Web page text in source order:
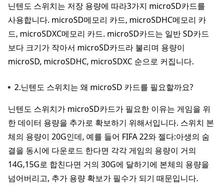
닌텐도 스위치는 저장 용량에 따라3가지 microSD카드를
사용합니다. microSD메모리 카드, microSDHC메모리 카
드, microSDXC메모리 카드. microSD카드는 일반 SD카드
보다 크기가 작아서 microSD카드라 불리며 용량이
microSD, microSDHC, microSDXC 순으로 커집니다.
2.닌텐도 스위치는 왜 microSD 카드를 필요할까요?
닌텐도 스위치가 microSD카드가 필요한 이유는 게임을 위
한 데이터 용량을 추가로 확보하기 위해서입니다. 스위치 본
체의 용량이 20G인데, 예를 들어 FIFA 22와 젤다:아생의 숨
결을 동시에 다운로드 한다면 각각 게임의 용량이 거의
14G,15G로 합친다면 거의 30G에 달하기에 본체의 용량을
넘어버리고, 추가 용량 확보가 필수가 되기 때문입니다.